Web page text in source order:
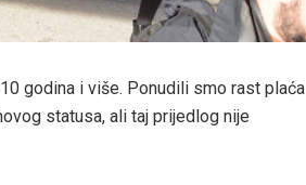
godina i više. Ponudili smo rast plaća
statusa, ali taj prijedlog nije